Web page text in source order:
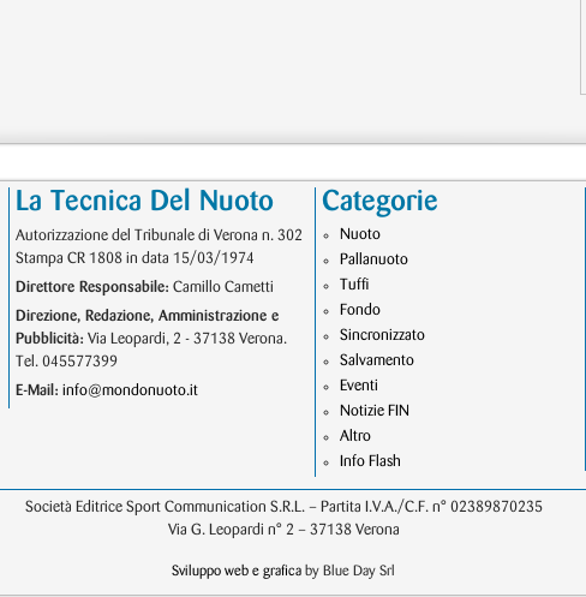
La Tecnica Del Nuoto
Autorizzazione del Tribunale di Verona n. 302
Stampa CR 1808 in data 15/03/1974
Direttore Responsabile: Camillo Cametti
Direzione, Redazione, Amministrazione e
Pubblicità: Via Leopardi, 2 - 37138 Verona.
Tel. 045577399
E-Mail: info@mondonuoto.it
Categorie
Nuoto
Pallanuoto
Tuffi
Fondo
Sincronizzato
Salvamento
Eventi
Notizie FIN
Altro
Info Flash
Società Editrice Sport Communication S.R.L. – Partita I.V.A./C.F. n° 02389870235
Via G. Leopardi n° 2 – 37138 Verona
Sviluppo web e grafica by Blue Day Srl